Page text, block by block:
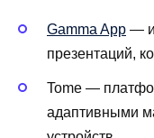
Gamma App —
презентаций,
Tome —
адаптивными